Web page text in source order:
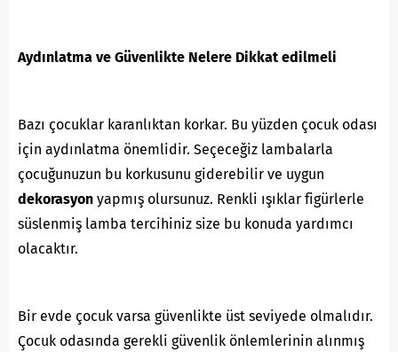
Aydınlatma ve Güvenlikte Nelere Dikkat edilmeli
Bazı çocuklar karanlıktan korkar. Bu yüzden çocuk odası
için aydınlatma önemlidir. Seçeceğiz lambalarla
çocuğunuzun bu korkusunu giderebilir ve uygun
dekorasyon yapmış olursunuz. Renkli ışıklar figürlerle
süslenmiş lamba tercihiniz size bu konuda yardımcı
olacaktır.
Bir evde çocuk varsa güvenlikte üst seviyede olmalıdır.
Çocuk odasında gerekli güvenlik önlemlerinin alınmış